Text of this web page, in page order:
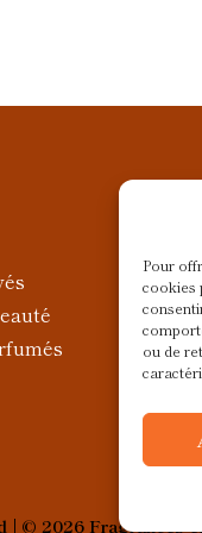
Pour
cookies
ou de
| © 2026 Fragrances